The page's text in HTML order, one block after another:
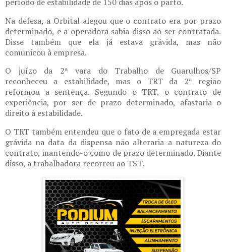
Na defesa, a Orbital alegou que o contrato era por prazo
determinado, e a operadora sabia disso ao ser contratada.
Disse também que ela já estava grávida, mas não
comunicou à empresa.
O juízo da 2ª vara do Trabalho de Guarulhos/SP
reconheceu a estabilidade, mas o TRT da 2ª região
reformou a sentença. Segundo o TRT, o contrato de
experiência, por ser de prazo determinado, afastaria o
direito à estabilidade.
O TRT também entendeu que o fato de a empregada estar
grávida na data da dispensa não alteraria a natureza do
contrato, mantendo-o como de prazo determinado. Diante
disso, a trabalhadora recorreu ao TST.